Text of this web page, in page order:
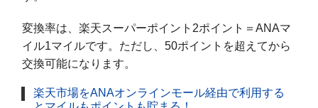
変換率は、楽天スーパーポイント2ポイント＝ANAマ
イル1マイルです。ただし、50ポイントを超えてから
交換可能になります。
楽天市場をANAオンラインモール経由で利用する